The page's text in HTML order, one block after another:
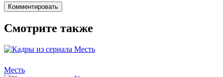
Комментировать
Смотрите также
Месть